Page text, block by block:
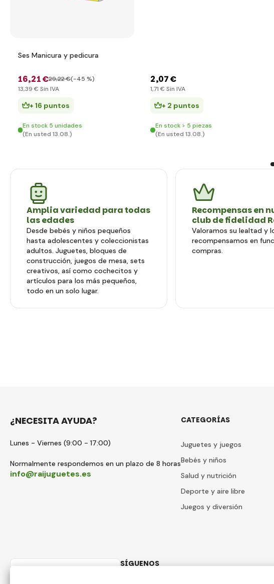
Ses Manicura y pedicura
16,21 €29,22 €(-45 %)
13,39 € Sin IVA
+ 16 puntos
En stock 5 unidades
(En usted 13.08.)
2,07 €
1,71 € Sin IVA
+ 2 puntos
En stock > 5 piezas
(En usted 13.08.)
Amplia variedad para todas
las edades
Desde bebés y niños pequeños
hasta adolescentes y coleccionistas
adultos. Juguetes, bloques de
construcción, juegos de mesa, sets
creativos, así como cochecitos y
artículos para los más pequeños,
todo en un solo lugar.
Recompensas en
club de fidelidad
Valoramos su lealtad y
recompensamos en
compras.
¿NECESITA AYUDA?
Lunes - Viernes (9:00 - 17:00)
Normalmente respondemos en un plazo de 8 horas
info@raijuguetes.es
CATEGORÍAS
Juguetes y juegos
Bebés y niños
Salud y nutrición
Deporte y aire libre
Juegos y diversión
SÍGUENOS